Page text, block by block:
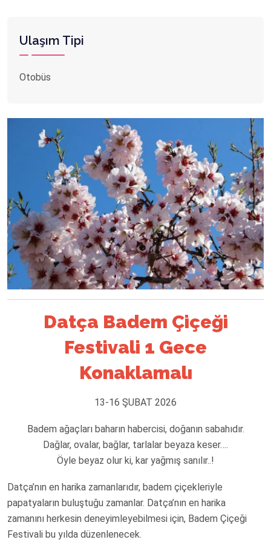
Datça Badem Çiçeği
Festivali 1 Gece
Konaklamalı
13-16 ŞUBAT 2026
Badem ağaçları baharın habercisi, doğanın sabahıdır.
Dağlar, ovalar, bağlar, tarlalar beyaza keser….
Öyle beyaz olur ki, kar yağmış sanılır..!
Datça’nın en harika zamanlarıdır, badem çiçekleriyle
papatyaların buluştuğu zamanlar. Datça’nın en harika
zamanını herkesin deneyimleyebilmesi için, Badem Çiçeği
Festivali bu yılda düzenlenecek.
Ulaşım Tipi
Otobüs